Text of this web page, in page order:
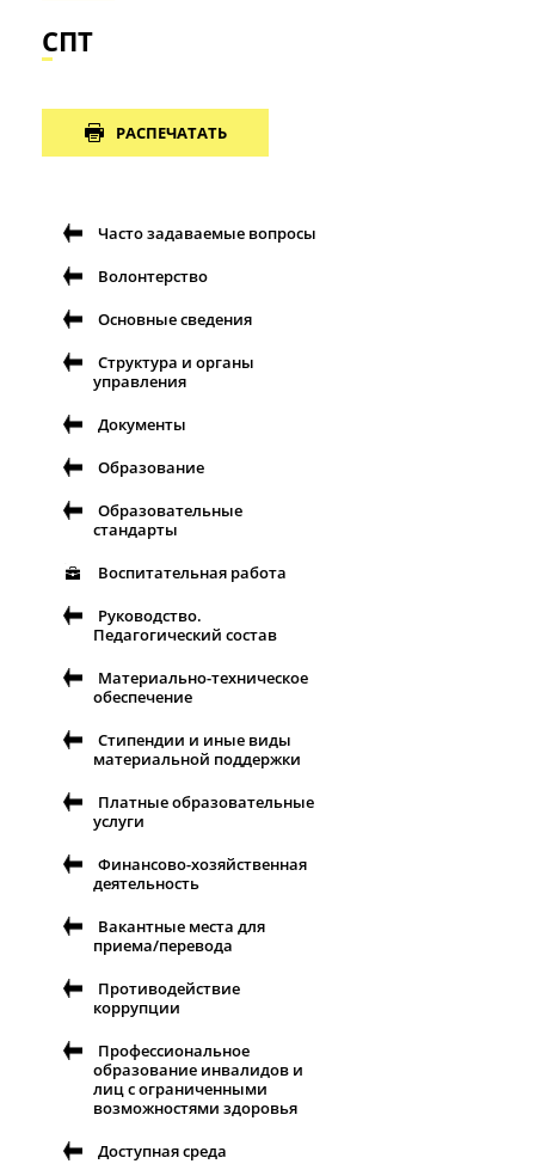
СПТ
РАСПЕЧАТАТЬ
Часто задаваемые вопросы
Волонтерство
Основные сведения
Структура и органы
управления
Документы
Образование
Образовательные
стандарты
Воспитательная работа
Руководство.
Педагогический состав
Материально-техническое
обеспечение
Стипендии и иные виды
материальной поддержки
Платные образовательные
услуги
Финансово-хозяйственная
деятельность
Вакантные места для
приема/перевода
Противодействие
коррупции
Профессиональное
образование инвалидов и
лиц с ограниченными
возможностями здоровья
Доступная среда